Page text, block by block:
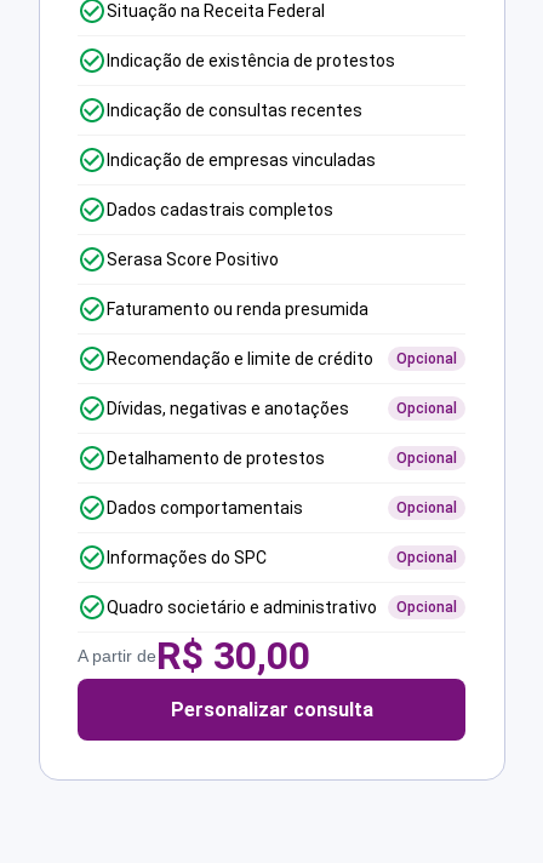
Situação na Receita Federal
Indicação de existência de protestos
Indicação de consultas recentes
Indicação de empresas vinculadas
Dados cadastrais completos
Serasa Score Positivo
Faturamento ou renda presumida
Recomendação e limite de crédito Opcional
Dívidas, negativas e anotações Opcional
Detalhamento de protestos Opcional
Dados comportamentais Opcional
Informações do SPC Opcional
Quadro societário e administrativo Opcional
A partir deR$ 30,00
Personalizar consulta